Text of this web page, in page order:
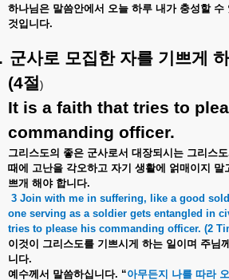
하나님은 말씀안에서 오늘 하루 내가 충성할 수
것입니다.
군사로 모집한 자를 기쁘게
(4절)
It is a faith that tries to
commanding officer.
그리스도의 좋은 군사로서 대장되시는 그리스
때에 고난을 각오하고 자기 생활에 얽매이지 말
쁘개 해야 합니다.
3 Join with me in suffering, like a good
one serving as a soldier gets entangled in
tries to please his commanding officer. (2
이것이
그리스도를 기쁘시게 하는 일이며 주님
니다.
예수께서 말씀하십니다. “아무든지 나를 따라